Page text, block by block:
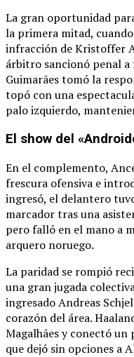
La gran oportunidad
la primera mitad,
infracción de Kristoffer
árbitro sancionó penal a
Guimarães tomó la
topó con una
palo izquierdo,
El show del
En el complemento,
frescura ofensiva e
ingresó, el delantero
marcador tras una
pero falló en el mano a
arquero noruego.
La paridad se rompió
una gran jugada
ingresado Andreas
corazón del área.
Magalhães y conectó un
que dejó sin opciones a